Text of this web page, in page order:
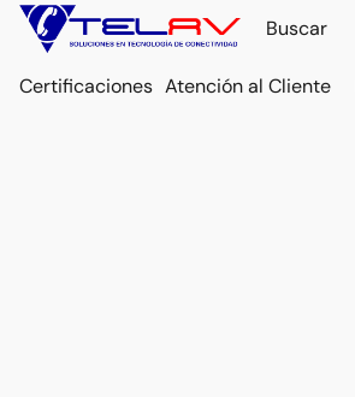
Certificaciones Atención al Cliente